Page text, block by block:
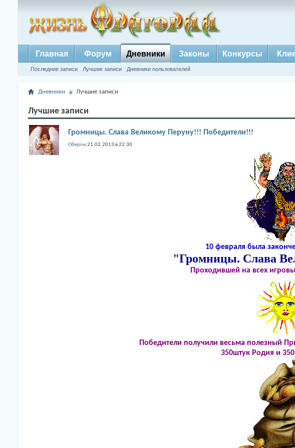
Главная Форум Дневники
Последние записи Лучшие записи Дневники пользователей
Законы Конкурсы
Дневники Лучшие записи
Лучшие записи
Громницы. Слава Великому Перуну!!! Победители!!!
Оберон21.02.2013 в 22:30
10 февраля была
"Громницы. Слава
Проходившей на всех
Победители получили весьма полезный
350штук Родия и